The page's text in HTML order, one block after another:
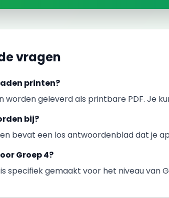
vragen
printen?
worden geleverd als printbare PDF. Je
bij?
bevat een los antwoordenblad dat je
Groep 4?
specifiek gemaakt voor het niveau van